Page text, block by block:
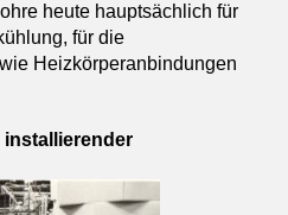
heute hauptsächlich für
für die
Heizkörperanbindungen